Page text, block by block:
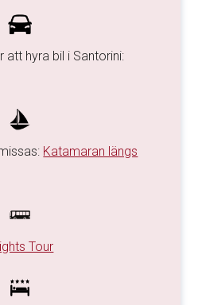
hyra bil i Santorini:
Katamaran längs
Tour